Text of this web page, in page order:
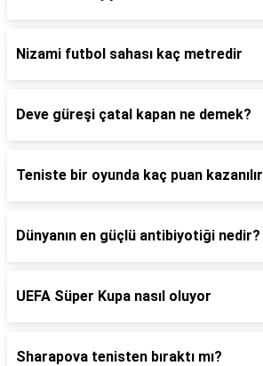
Nizami futbol sahası kaç metredir
Deve güreşi çatal kapan ne demek?
Teniste bir oyunda kaç puan kazanılır
Dünyanın en güçlü antibiyotiği nedir?
UEFA Süper Kupa nasıl oluyor
Sharapova tenisten bıraktı mı?